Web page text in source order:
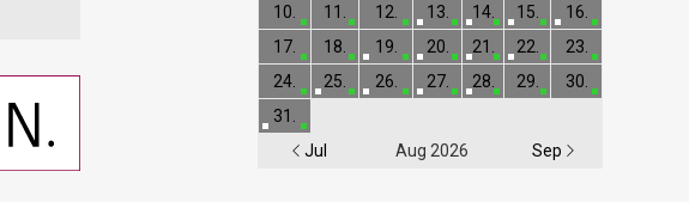
Jul Aug 2026 Sep
10.
11. 12. 13. 14. 15.
16.
17.
18. 19. 20. 21. 22.
23.
24.
25. 26. 27. 28. 29.
30.
31.